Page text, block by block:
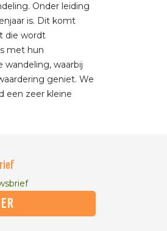
Onder leiding
is. Dit komt
die wordt
met hun
waarbij
geniet. We
een zeer kleine